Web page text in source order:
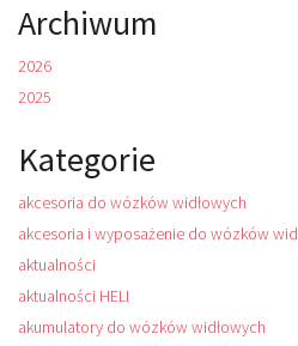
Archiwum
2026
2025
Kategorie
akcesoria do wózków widłowych
akcesoria i wyposażenie do wózków
aktualności
aktualności HELI
akumulatory do wózków widłowych